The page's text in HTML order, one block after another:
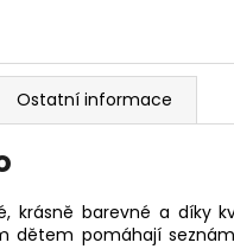
Ostatní informace
krásně barevné a díky
dětem pomáhají